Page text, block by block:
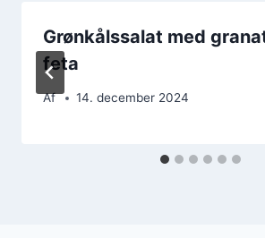
Grønkålssalat med
feta
Af 14. december 2024